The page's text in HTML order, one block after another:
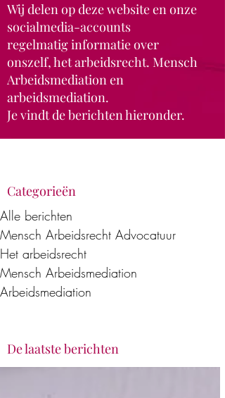
Wij delen op deze website en onze
socialmedia-accounts
regelmatiginformatie over
onszelf, het arbeidsrecht. Mensch
Arbeidsmediation en
arbeidsmediation.
Je vindt de berichten hieronder.
Categorieën
Alle berichten
Mensch Arbeidsrecht Advocatuur
Het arbeidsrecht
Mensch Arbeidsmediation
Arbeidsmediation
De laatste berichten